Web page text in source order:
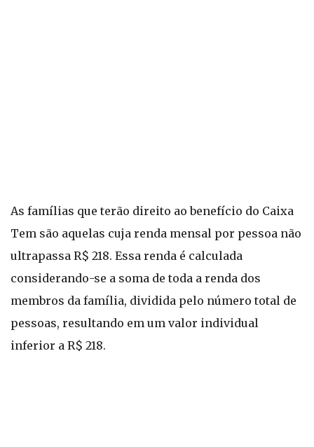
As famílias que terão direito ao benefício do Caixa
Tem são aquelas cuja renda mensal por pessoa não
ultrapassa R$ 218. Essa renda é calculada
considerando-se a soma de toda a renda dos
membros da família, dividida pelo número total de
pessoas, resultando em um valor individual
inferior a R$ 218.